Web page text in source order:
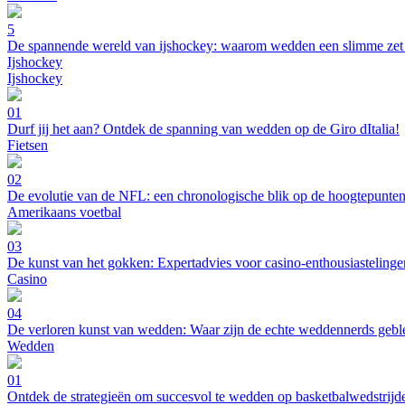
5
De spannende wereld van ijshockey: waarom wedden een slimme
Ijshockey
Ijshockey
01
Durf jij het aan? Ontdek de spanning van wedden op de Giro dItalia!
Fietsen
02
De evolutie van de NFL: een chronologische blik op de hoogtepunten
Amerikaans voetbal
03
De kunst van het gokken: Expertadvies voor casino-
Casino
04
De verloren kunst van wedden: Waar zijn de echte weddennerds
Wedden
01
Ontdek de strategieën om succesvol te wedden op